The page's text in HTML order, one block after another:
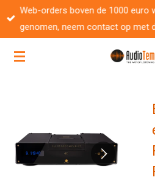
Ga
direct
de
Web-orders boven de 1000 euro
genomen, neem contact op met